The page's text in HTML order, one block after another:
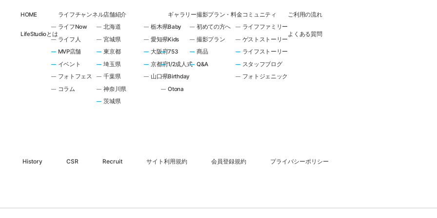
HOME
LifeStudioとは
ライフチャンネル
ライフNow
ライフ人
MVP店舗
イベント
フォトフェス
コラム
店舗紹介
北海道
宮城県
東京都
埼玉県
千葉県
神奈川県
茨城県
栃木県
愛知県
大阪府
京都府
山口県
ギャラリー
Baby
Kids
753
1/2成人式
Birthday
Otona
撮影プラン・料金
初めての方へ
撮影プラン
商品
Q&A
コミュニティ
ライフファミリー
ゲストストーリー
ライフストーリー
スタッフブログ
フォトジェニック
ご利用の流れ
よくある質問
History CSR Recruit サイト利用規約 会員登録規約 プライバシーポリシー